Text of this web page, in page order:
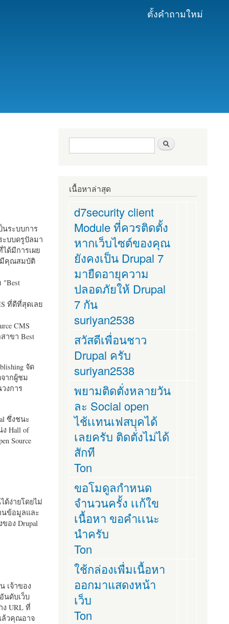
ตั้งคำถามใหม่
นระบบการ
ะบบดรูปัลมา
ด้มีการเผย
มีคุณสมบัติ
"Best
ที่ดีที่สุดเลย
CMS
าขา Best
จัด
ากผู้ชม
งการ
ซึ่งชนะ
Hall of
Source
ด้ง่ายโดยไม่
นข้อมูลและ
อง Drupal
เจ้าของ
นดับเว็บ
URL ที่
ล้วคุณอาจ
ฟอร์มค้นหา
เนื้อหาล่าสุด
d7security client
Module ที่ควรติดตั้ง
หากเว็บไซต์ของคุณ
ยังคงเป็น Drupal 7
มายืดอายุความ
ปลอดภัยให้ Drupal
7 กัน
suriyan2538
สวัสดีเพื่อนชาว
Drupal ครับ
suriyan2538
พยามติดตั่งหลายวัน
ละ Social open
ไช้เเทนเฟสบุคได้
เลยครับ ติดตั่งไม่ได้
สักที
Ton
ขอโมดูลกำหนด
จำนวนครั้ง เเก้ใข
เนื้อหา ขอคำเเนะ
นำครับ
Ton
ใช้กล่องเพื่มเนื้อหา
ออกมาแสดงหน้า
เว็บ
Ton